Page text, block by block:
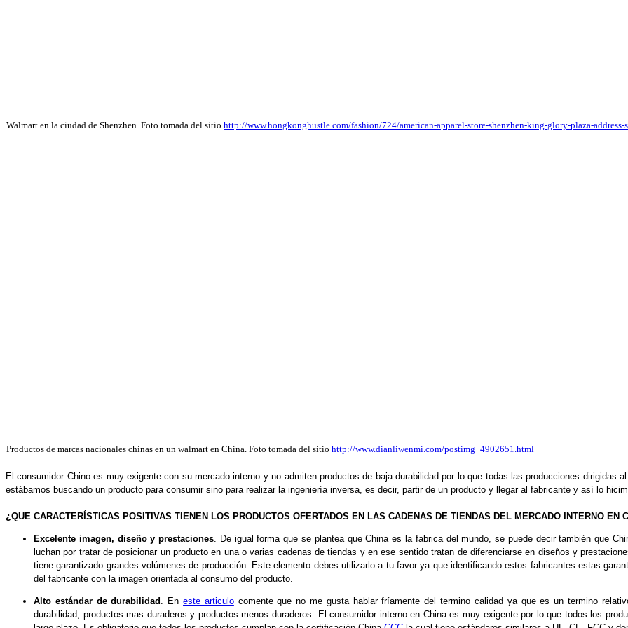
Walmart en la ciudad de Shenzhen. Foto tomada del sitio http://www.hongkonghustle.com/fashion/724/american-apparel-store-shenzhen-king-glory-plaza-
Productos de marcas nacionales chinas en un walmart en China. Foto tomada del sitio http://www.dianliwenmi.com/postimg_4902651.html
El consumidor Chino es muy exigente con su mercado interno y no admiten productos de baja durabilidad por lo que todas las producciones dirigidas
estábamos buscando un producto para consumir sino para realizar la ingeniería inversa, es decir, partir de un producto y llegar al fabricante y así lo
¿QUE CARACTERÍSTICAS POSITIVAS TIENEN LOS PRODUCTOS OFERTADOS EN LAS CADENAS DE TIENDAS DEL MERCADO INTERNO EN
Excelente imagen, diseño y prestaciones . De igual forma que se plantea que China es la fabrica del mundo, se puede decir también que
luchan por tratar de posicionar un producto en una o varias cadenas de tiendas y en ese sentido tratan de diferenciarse en diseños y
tiene garantizado grandes volúmenes de producción. Este elemento debes utilizarlo a tu favor ya que identificando estos fabricantes estas
del fabricante con la imagen orientada al consumo del producto.
Alto estándar de durabilidad . Eneste articulocomente que no me gusta hablar fríamente del termino calidad ya que es un termino
durabilidad, productos mas duraderos y productos menos duraderos. El consumidor interno en China es muy exigente por lo que todos los